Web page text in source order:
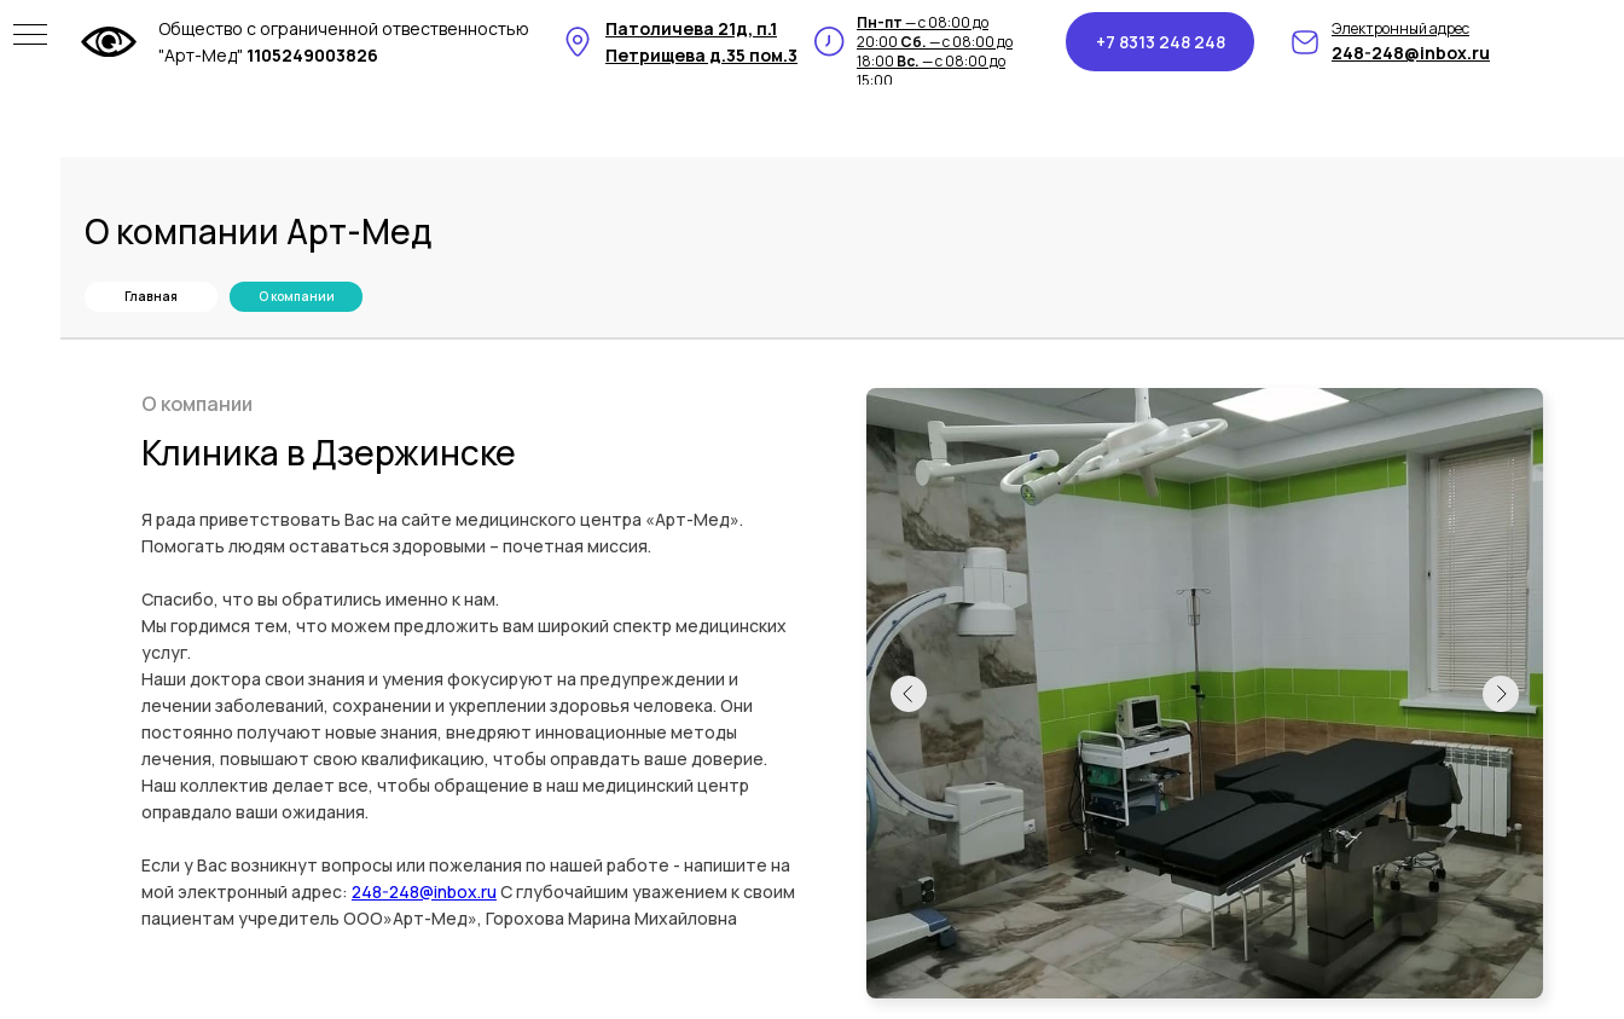
Общество с ограниченной отвественностью
"Арт-Мед" 1105249003826 248-248@inbox.ru
Электронный адрес
+7 8313 248 248
Петрищева д.35 пом.3
Патоличева 21д, п.1 Пн-пт— с 08:00 до
20:00 Сб.— с 08:00 до
18:00 Вс.— с 08:00 до
15:00
О компании Арт-Мед
Главная О компании
О компании
Клиника в Дзержинске
Я рада приветствовать Вас на сайте медицинского центра «Арт-Мед».
Помогать людям оставаться здоровыми – почетная миссия.
Спасибо, что вы обратились именно к нам.
Мы гордимся тем, что можем предложить вам широкий спектр медицинских
услуг.
Наши доктора свои знания и умения фокусируют на предупреждении и
лечении заболеваний, сохранении и укреплении здоровья человека. Они
постоянно получают новые знания, внедряют инновационные методы
лечения, повышают свою квалификацию, чтобы оправдать ваше доверие.
Наш коллектив делает все, чтобы обращение в наш медицинский центр
оправдало ваши ожидания.
Если у Вас возникнут вопросы или пожелания по нашей работе - напишите на
мой электронный адрес: 248-248@inbox.ru С глубочайшим уважением к своим
пациентам учредитель ООО»Арт-Мед», Горохова Марина Михайловна